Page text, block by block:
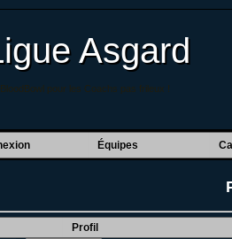
Asgard
pour les Coachs pas frileux !
Équipes
Profil